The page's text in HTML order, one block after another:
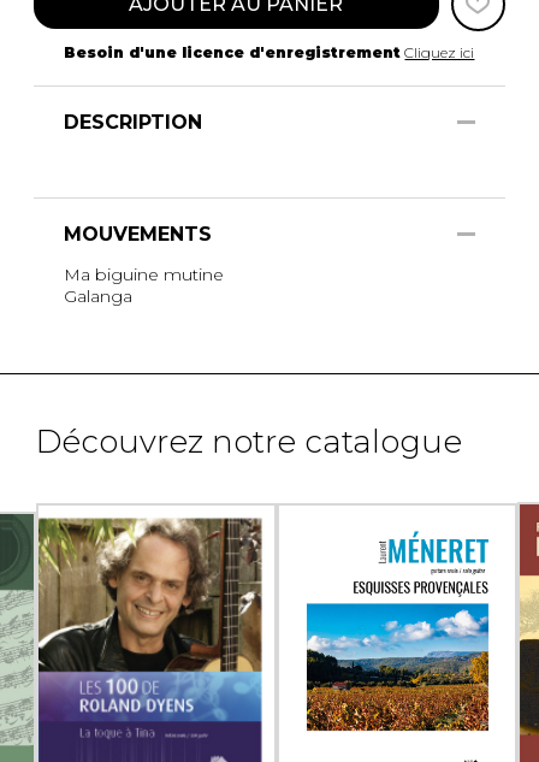
Besoin d'une licence d'enregistrement Cliquez ici
DESCRIPTION
MOUVEMENTS
Ma biguine mutine
Galanga
Découvrez notre catalogue